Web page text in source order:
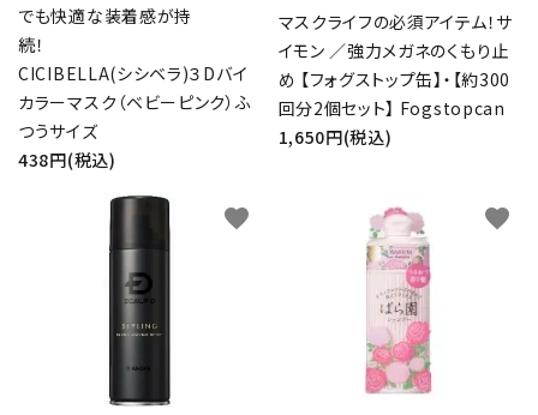
でも快適な装着感が持
続！
CICIBELLA(シシベラ)３Dバイ
カラーマスク（ベビーピンク）ふ
つうサイズ
438円(税込)
マスクライフの必須アイテム！サ
イモン ／強力メガネのくもり止
め 【フォグストップ缶】・【約300
回分2個セット】 Fogstopcan
1,650円(税込)
favorite favorite